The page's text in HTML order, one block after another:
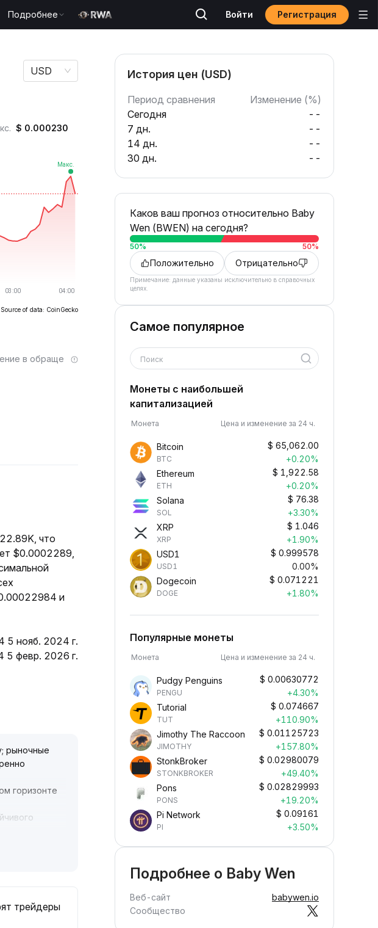
Подробнее Войти Регистрация
USD
$ 0.000230
Source of data: CoinGecko
в обраще
что
$0.0002289,
и
5 нояб. 2024 г.
5 февр. 2026 г.
рыночные
горизонте
и нижнюю
объемов
трейдеры
История цен (USD)
Период сравнения
Изменение (%)
Сегодня
--
7 дн.
--
14 дн.
--
30 дн.
--
Каков ваш прогноз относительно Baby
Wen (BWEN) на сегодня?
50% 50%
Положительно Отрицательно
Примечание: данные указаны исключительно в справочных
целях.
Самое популярное
Поиск
Монеты с наибольшей
капитализацией
Монета Цена и изменение за 24 ч.
Bitcoin
BTC
$ 65,062.00
+0.20%
Ethereum
ETH
$ 1,922.58
+0.20%
Solana
SOL
$ 76.38
+3.30%
XRP
XRP
$ 1.046
+1.90%
USD1
USD1
$ 0.999578
0.00%
Dogecoin
DOGE
$ 0.071221
+1.80%
Популярные монеты
Монета Цена и изменение за 24 ч.
Pudgy Penguins
PENGU
$ 0.00630772
+4.30%
Tutorial
TUT
$ 0.074667
+110.90%
Jimothy The Raccoon
JIMOTHY
$ 0.01125723
+157.80%
StonkBroker
STONKBROKER
$ 0.02980079
+49.40%
Pons
PONS
$ 0.02829993
+19.20%
Pi Network
PI
$ 0.09161
+3.50%
Подробнее о Baby Wen
Веб-сайт
babywen.io
Сообщество